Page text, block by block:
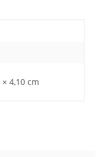
4,10 cm